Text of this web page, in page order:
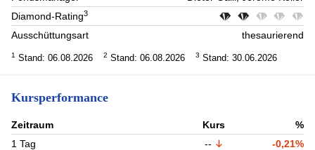
Diamond-Rating3
Ausschüttungsart thesaurierend
1 Stand: 06.08.2026 2 Stand: 06.08.2026 3 Stand: 30.06.2026
Kursperformance
Zeitraum Kurs
%
1 Tag
--
-0,21%